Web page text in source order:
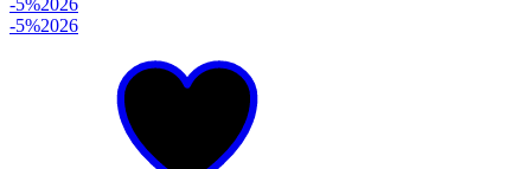
-5%2026
-5%2026